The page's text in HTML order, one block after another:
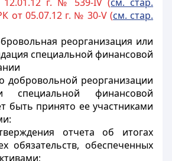
от 05.07.12 г. № 30-V (см. стар.
реорганизация или
специальной финансовой
добровольной реорганизации
специальной финансовой
быть принято ее участниками
отчета об итогах
обязательств, обеспеченных